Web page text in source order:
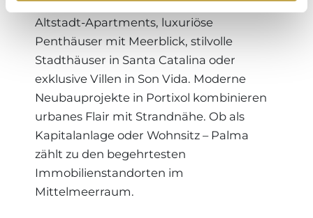
Geschmack das Passende: Charmante
Altstadt-Apartments, luxuriöse
Penthäuser mit Meerblick, stilvolle
Stadthäuser in Santa Catalina oder
exklusive Villen in Son Vida. Moderne
Neubauprojekte in Portixol kombinieren
urbanes Flair mit Strandnähe. Ob als
Kapitalanlage oder Wohnsitz – Palma
zählt zu den begehrtesten
Immobilienstandorten im
Mittelmeerraum.